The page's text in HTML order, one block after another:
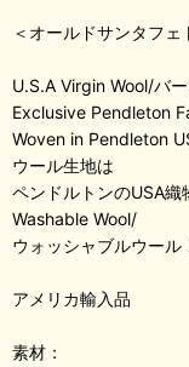
＜オールドサンタフェ
U.S.A Virgin Wool/バ
Exclusive Pendleton
Woven in Pendleton
ウール生地は
ペンドルトンのUSA織
Washable Wool/
ウォッシャブルウー
アメリカ輸入品
素材：